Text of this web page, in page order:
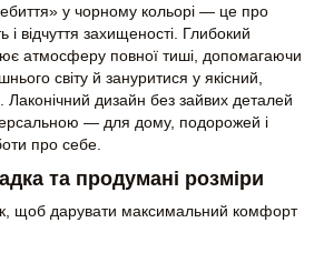
у чорному кольорі — це про
і відчуття захищеності. Глибокий
атмосферу повної тиші, допомагаючи
світу й зануритися у якісний,
Лаконічний дизайн без зайвих деталей
— для дому, подорожей і
про себе.
та продумані розміри
щоб дарувати максимальний комфорт